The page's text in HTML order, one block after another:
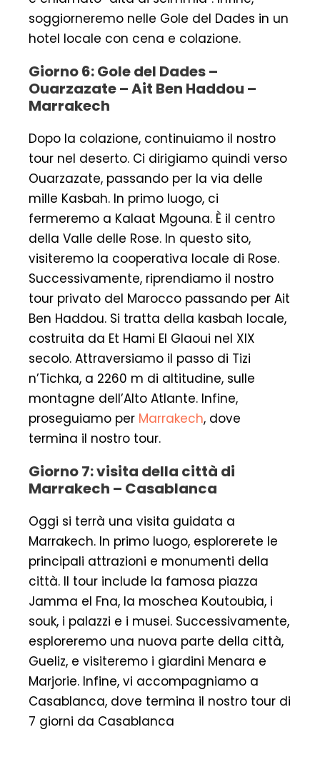
soggiorneremo nelle Gole del Dades in un
hotel locale con cena e colazione.
Giorno 6: Gole del Dades –
Ouarzazate – Ait Ben Haddou –
Marrakech
Dopo la colazione, continuiamo il nostro
tour nel deserto. Ci dirigiamo quindi verso
Ouarzazate, passando per la via delle
mille Kasbah. In primo luogo, ci
fermeremo a Kalaat Mgouna. È il centro
della Valle delle Rose. In questo sito,
visiteremo la cooperativa locale di Rose.
Successivamente, riprendiamo il nostro
tour privato del Marocco passando per Ait
Ben Haddou. Si tratta della kasbah locale,
costruita da Et Hami El Glaoui nel XIX
secolo. Attraversiamo il passo di Tizi
n’Tichka, a 2260 m di altitudine, sulle
montagne dell’Alto Atlante. Infine,
proseguiamo per Marrakech, dove
termina il nostro tour.
Giorno 7: visita della città di
Marrakech – Casablanca
Oggi si terrà una visita guidata a
Marrakech. In primo luogo, esplorerete le
principali attrazioni e monumenti della
città. Il tour include la famosa piazza
Jamma el Fna, la moschea Koutoubia, i
souk, i palazzi e i musei. Successivamente,
esploreremo una nuova parte della città,
Gueliz, e visiteremo i giardini Menara e
Marjorie. Infine, vi accompagniamo a
Casablanca, dove termina il nostro tour di
7 giorni da Casablanca